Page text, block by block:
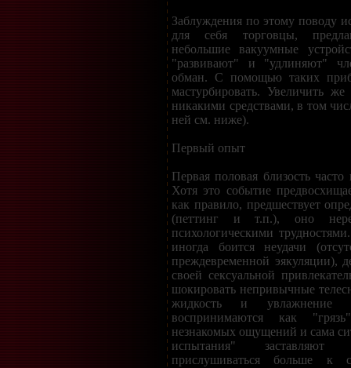
Заблуждения по этому поводу
для себя торговцы,
небольшие вакуумные
"развивают" и "удлиняют"
обман. С помощью таких
мастурбировать. Увеличить
никакими средствами, в том
ней см. ниже).
Первый опыт
Первая половая близость
Хотя это событие
как правило, предшествует
(петтинг и т.п.), оно
психологическими
иногда боится неудачи
преждевременной эякуляции),
своей сексуальной
шокировать непривычные
жидкость и увлажнение
воспринимаются как
незнакомых ощущений и сама
испытания"
прислушиваться больше к